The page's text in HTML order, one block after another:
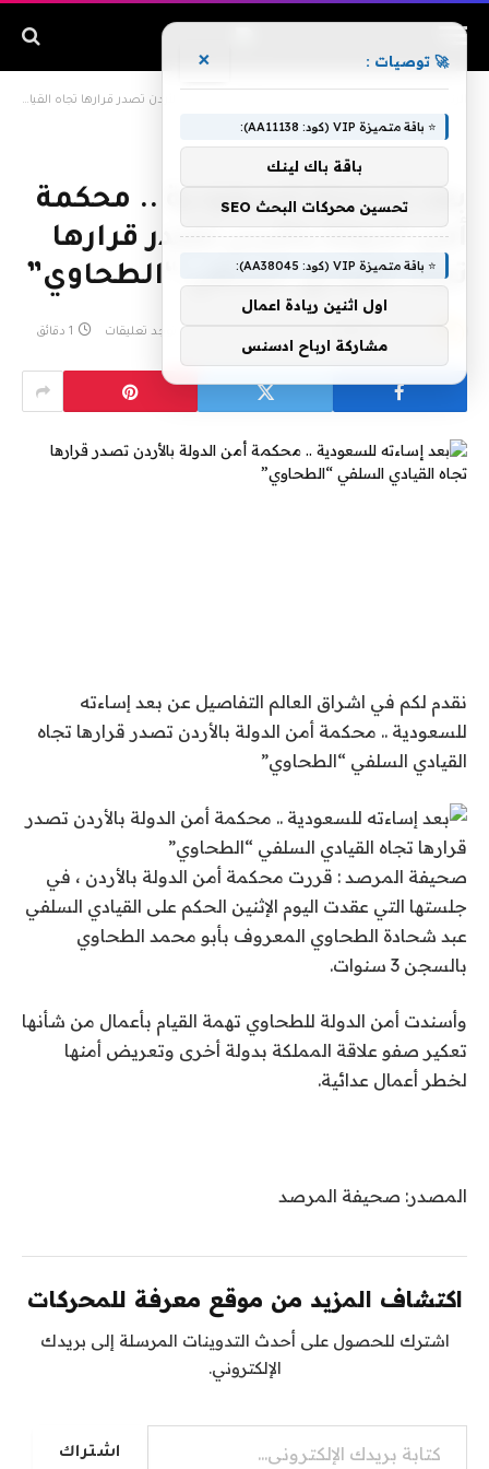
بعد إساءته للسعودية .. محكمة أمن الدولة بالأردن تصدر قرارها تجاه القيادي السلفي “الطحاوي”
بعد إساءته للسعودية .. محكمة
أمن الدولة بالأردن تصدر قرارها
تجاه القيادي السلفي “الطحاوي”
لا توجد تعليقات 1 دقائق
نقدم لكم في اشراق العالم التفاصيل عن بعد إساءته
للسعودية .. محكمة أمن الدولة بالأردن تصدر قرارها تجاه
القيادي السلفي “الطحاوي”
صحيفة المرصد : قررت محكمة أمن الدولة بالأردن ، في
جلستها التي عقدت اليوم الإثنين الحكم على القيادي السلفي
عبد شحادة الطحاوي المعروف بأبو محمد الطحاوي
بالسجن 3 سنوات.
وأسندت أمن الدولة للطحاوي تهمة القيام بأعمال من شأنها
تعكير صفو علاقة المملكة بدولة أخرى وتعريض أمنها
لخطر أعمال عدائية.
المصدر: صحيفة المرصد
اكتشاف المزيد من موقع معرفة للمحركات
اشترك للحصول على أحدث التدوينات المرسلة إلى بريدك
الإلكتروني.
كتابة بريدك الإلكتروني...
اشتراك
🚀 توصيات : ×
⭐ باقة متميزة VIP (كود: AA11138):
باقة باك لينك
تحسين محركات البحث SEO
⭐ باقة متميزة VIP (كود: AA38045):
اول اثنين ريادة اعمال
مشاركة ارباح ادسنس